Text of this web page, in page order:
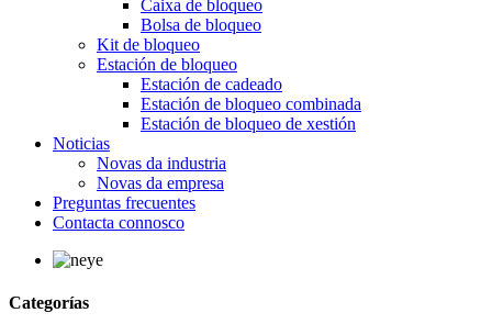
Caixa de bloqueo
Bolsa de bloqueo
Kit de bloqueo
Estación de bloqueo
Estación de cadeado
Estación de bloqueo combinada
Estación de bloqueo de xestión
Noticias
Novas da industria
Novas da empresa
Preguntas frecuentes
Contacta connosco
Categorías